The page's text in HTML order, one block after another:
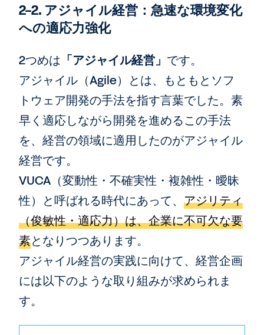
2-2. アジャイル経営：急速な環境変化
への適応力強化
2つめは 「アジャイル経営」 です。
アジャイル（Agile）とは、もともとソフ
トウェア開発の手法を指す言葉でした。素
早く適応しながら開発を進めるこの手法
を、経営の領域に適用したのがアジャイル
経営です。
VUCA（変動性・不確実性・複雑性・曖昧
性）と呼ばれる時代にあって、 アジリティ
（俊敏性・適応力）は、企業に不可欠な要
素となりつつあります。
アジャイル経営の実践に向けて、経営企画
には以下のような取り組みが求められま
す。